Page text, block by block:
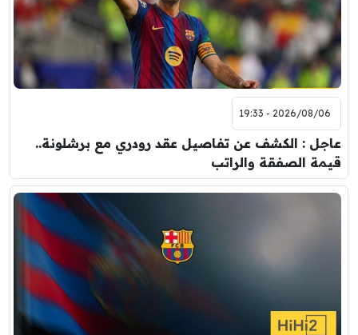
2026/08/06 - 19:33
عاجل : الكشف عن تفاصيل عقد رودري مع برشلونة..
قيمة الصفقة والراتب